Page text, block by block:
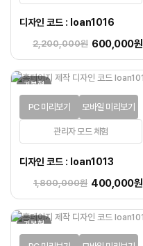
디자인 코드 : loan1016
2,200,000원 600,000원
기본형
관리자 모드 체험
PC 미리보기 모바일 미리보기
디자인 코드 : loan1013
1,800,000원 400,000원
기본형